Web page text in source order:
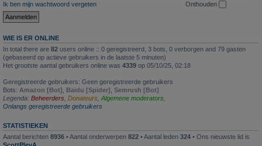
Ik ben mijn wachtwoord vergeten
Onthouden
WIE IS ER ONLINE
In total there are 82 users online :: 0 geregistreerd, 3 bots, 0 verborgen and 79 gasten
(gebaseerd op actieve gebruikers in de laatste 5 minuten)
Het grootste aantal gebruikers online was 4339 op 05/10/25, 02:18
Geregistreerde gebruikers: Geen geregistreerde gebruikers
Bots: Amazon [Bot] , Baidu [Spider] , Semrush [Bot]
Legenda: Beheerders, Donateurs,Algemene moderators,
Onlangs geregistreerde gebruikers
STATISTIEKEN
Aantal berichten 8936 • Aantal onderwerpen 822 • Aantal leden 324 • Ons nieuwste lid is